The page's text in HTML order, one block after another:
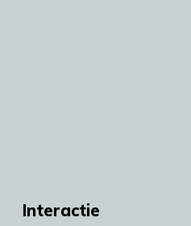
Interactie